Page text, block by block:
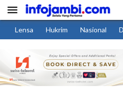

Lensa Hukrim Nasional